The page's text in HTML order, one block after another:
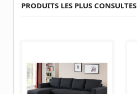
PRODUITS LES PLUS CONSULTES